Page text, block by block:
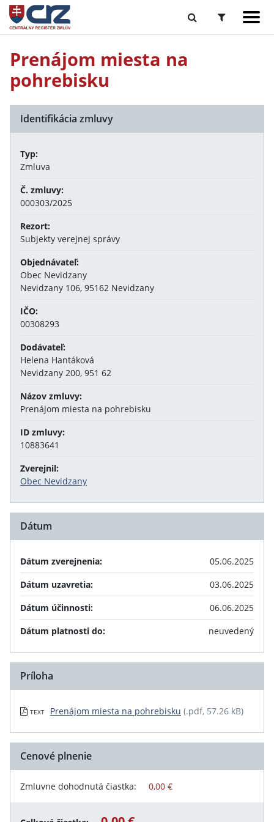
Prenájom miesta na
pohrebisku
Identifikácia zmluvy
Typ:
Zmluva
Č. zmluvy:
000303/2025
Rezort:
Subjekty verejnej správy
Objednávateľ:
Obec Nevidzany
Nevidzany 106, 95162 Nevidzany
IČO:
00308293
Dodávateľ:
Helena Hantáková
Nevidzany 200, 951 62
Názov zmluvy:
Prenájom miesta na pohrebisku
ID zmluvy:
10883641
Zverejnil:
Obec Nevidzany
Dátum
Dátum zverejnenia:
05.06.2025
Dátum uzavretia:
03.06.2025
Dátum účinnosti:
06.06.2025
Dátum platnosti do:
neuvedený
Príloha
TEXT Prenájom miesta na pohrebisku (.pdf, 57.26 kB)
Cenové plnenie
Zmluvne dohodnutá čiastka: 0,00 €